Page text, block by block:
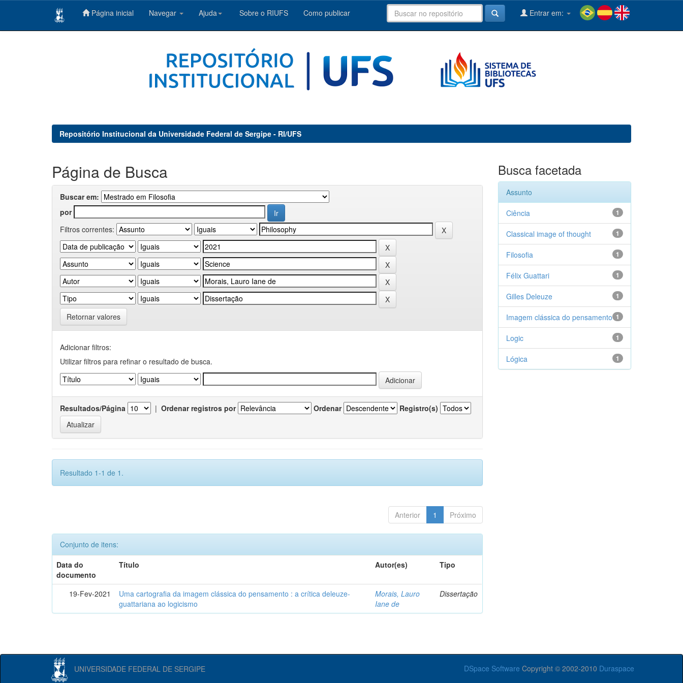
Página inicial Navegar Ajuda Sobre o RIUFS Como publicar Entrar em:
Repositório Institucional da Universidade Federal de Sergipe - RI/UFS
Página de Busca
Buscar em:
por
Filtros correntes:
Retornar valores
Adicionar filtros:
Utilizar filtros para refinar o resultado de busca.
Resultados/Página | Ordenar registros por Ordenar Registro(s)
Resultado 1-1 de 1.
Anterior 1 Próximo
Conjunto de itens:
Data do
documento
Título Autor(es) Tipo
19-Fev-2021
Uma cartografia da imagem clássica do pensamento : a crítica deleuze-
guattariana ao logicismo
Morais, Lauro
Iane de
Dissertação
Busca facetada
Assunto
1
Ciência
1
Classical image of thought
1
Filosofia
1
Félix Guattari
1
Gilles Deleuze
1
Imagem clássica do pensamento
1
Logic
1
Lógica
UNIVERSIDADE FEDERAL DE SERGIPE DSpace Software Copyright © 2002-2010 Duraspace